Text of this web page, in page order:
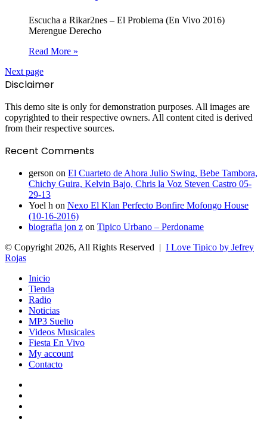
Escucha a Rikar2nes – El Problema (En Vivo 2016)
Merengue Derecho
Read More »
Next page
Disclaimer
This demo site is only for demonstration purposes. All images are
copyrighted to their respective owners. All content cited is derived
from their respective sources.
Recent Comments
gerson on El Cuarteto de Ahora Julio Swing, Bebe Tambora,
Chichy Guira, Kelvin Bajo, Chris la Voz Steven Castro 05-
29-13
Yoel h on Nexo El Klan Perfecto Bonfire Mofongo House
(10-16-2016)
biografia jon z on Tipico Urbano – Perdoname
© Copyright 2026, All Rights Reserved | I Love Tipico by Jefrey
Rojas
Inicio
Tienda
Radio
Noticias
MP3 Suelto
Videos Musicales
Fiesta En Vivo
My account
Contacto